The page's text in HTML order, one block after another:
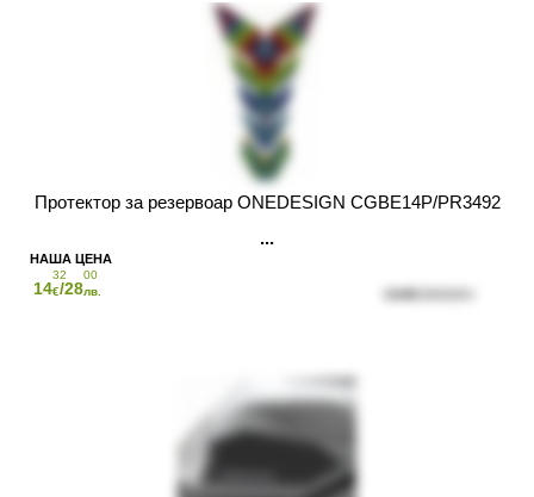
Протектор за резервоар ONEDESIGN CGBE14P/PR3492
14
32
€/28
00
лв.